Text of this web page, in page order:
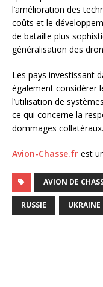
l’amélioration des
coûts et le
de bataille plus
généralisation des
Les pays investissant
également considérer
l’utilisation de
ce qui concerne la
dommages collatéraux.
Avion-Chasse.fr est
AVION DE
RUSSIE UKRAINE